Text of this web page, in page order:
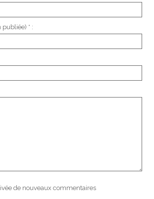
* :
de nouveaux commentaires